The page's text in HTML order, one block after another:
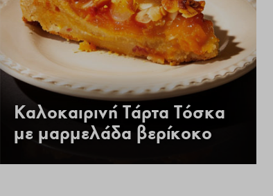
Καλοκαιρινή Τάρτα Τόσκα
με μαρμελάδα βερίκοκο